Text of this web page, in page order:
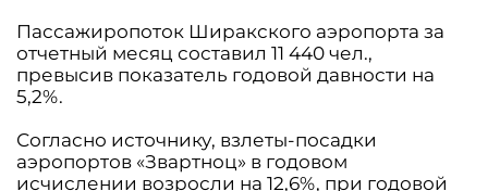
Пассажиропоток Ширакского аэропорта за
отчетный месяц составил 11 440 чел.,
превысив показатель годовой давности на
5,2%.
Согласно источнику, взлеты-посадки
аэропортов «Звартноц» в годовом
исчислении возросли на 12,6%, при годовой